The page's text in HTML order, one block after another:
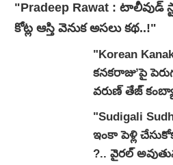
"Pradeep Rawat : టాలీవుడ్
కోట్ల ఆస్తి వెనుక అసలు కథ..!"
"Korean
కనకరాజు’పై
వరుణ్ తేజ్
పాయింట్
"Sudigali
ఇంకా పెళ్లి
?.. వైరల్